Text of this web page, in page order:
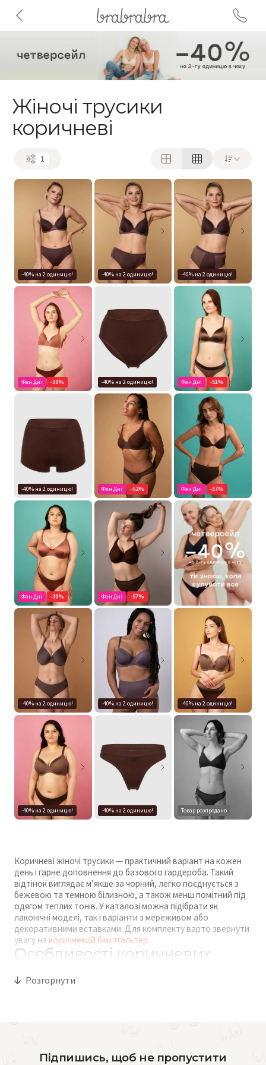
Жіночі трусики
коричневі
1
-40% на 2 одиницю! -40% на 2 одиницю! -40% на 2 одиницю!
Фан Дні -30% -40% на 2 одиницю! Фан Дні -51%
-40% на 2 одиницю! Фан Дні -52% Фан Дні -57%
Фан Дні -30% Фан Дні -57%
-40% на 2 одиницю! -40% на 2 одиницю! -40% на 2 одиницю!
-40% на 2 одиницю! -40% на 2 одиницю! Товар розпродано
Коричневі жіночі трусики — практичний варіант на кожен
день і гарне доповнення до базового гардероба. Такий
відтінок виглядає м’якше за чорний, легко поєднується з
бежевою та темною білизною, а також менш помітний під
одягом теплих тонів. У каталозі можна підібрати як
лаконічні моделі, так і варіанти з мереживом або
декоративними вставками. Для комплекту варто звернути
увагу на коричневий бюстгальтер.
Особливості коричневих
шкіри та довше зберігає охайний вигляд. Такі моделі часто
обирають для базового набору білизни разом із
класичними
Популярні фасони
Розгорнути
Підпишись, щоб не пропустити